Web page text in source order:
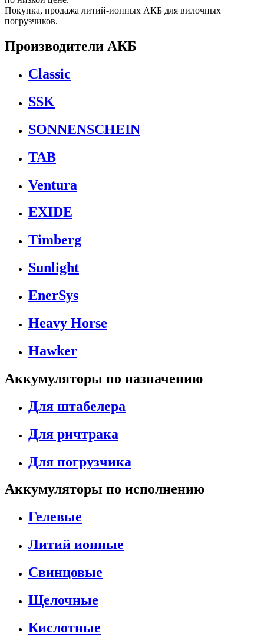
Покупка, продажа литий-ионных АКБ для вилочных
погрузчиков.
Производители АКБ
Classic
SSK
SONNENSCHEIN
TAB
Ventura
EXIDE
Timberg
Sunlight
EnerSys
Heavy Horse
Hawker
Аккумуляторы по назначению
Для штабелера
Для ричтрака
Для погрузчика
Аккумуляторы по исполнению
Гелевые
Литий ионные
Свинцовые
Щелочные
Кислотные